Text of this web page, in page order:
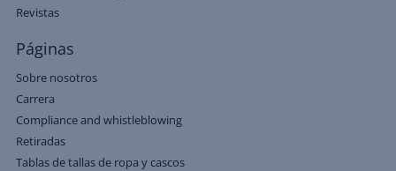
Revistas
Páginas
Sobre nosotros
Carrera
Compliance and whistleblowing
Retiradas
Tablas de tallas de ropa y cascos